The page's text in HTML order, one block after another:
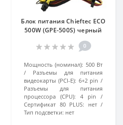
Блок питания Chieftec ECO
500W (GPE-500S) черный
0
Мощность (номинал): 500 Вт
Разъемы для питания
видеокарты (PCI-E): 6+2 pin
Разъемы для питания
процессора (CPU):
4 pin
Сертификат 80 PLUS:
нет
Тип подсветки: нет